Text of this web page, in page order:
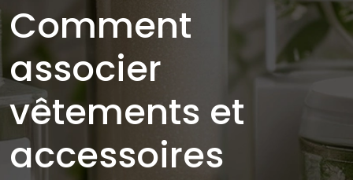
Comment
associer
vêtements et
accessoires